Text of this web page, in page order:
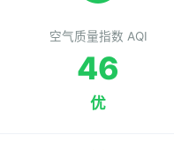
空气质量指数 AQI
46
优